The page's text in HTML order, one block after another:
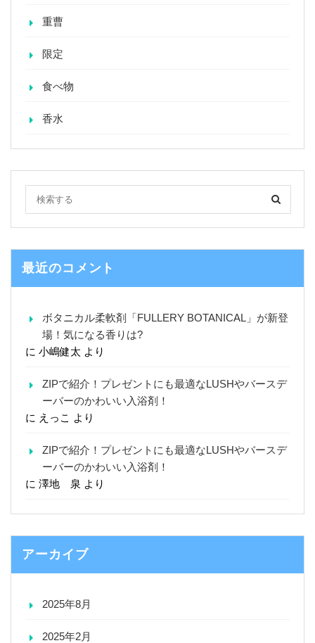
重曹
限定
食べ物
香水
最近のコメント
ボタニカル柔軟剤「FULLERY BOTANICAL」が新登
場！気になる香りは?
に 小嶋健太 より
ZIPで紹介！プレゼントにも最適なLUSHやバースデ
ーバーのかわいい入浴剤！
に えっこ より
ZIPで紹介！プレゼントにも最適なLUSHやバースデ
ーバーのかわいい入浴剤！
に 澤地 泉 より
アーカイブ
2025年8月
2025年2月